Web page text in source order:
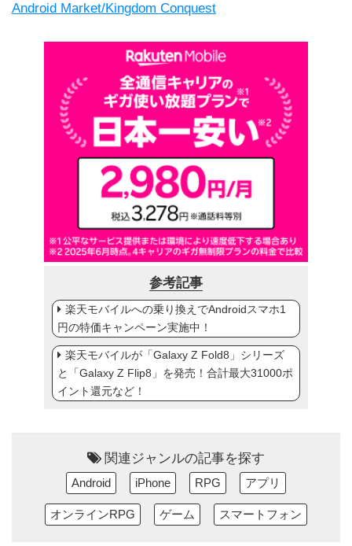
Android Market/Kingdom Conquest
参考記事
楽天モバイルへの乗り換えでAndroidスマホ1
円の特価キャンペーン実施中！
楽天モバイルが「Galaxy Z Fold8」シリーズ
と「Galaxy Z Flip8」を発売！合計最大31000ポ
イント還元など！
関連ジャンルの記事を探す
Android iPhone RPG アプリ
オンラインRPG ゲーム スマートフォン